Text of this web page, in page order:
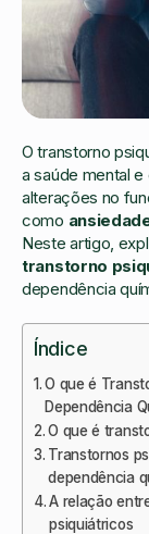
O transtorno
a saúde mental
alterações no
como
Neste artigo,
transtorno
dependência
Índice
O que é
Dependência
O que é
Transtornos
dependência
A relação
psiquiátricos